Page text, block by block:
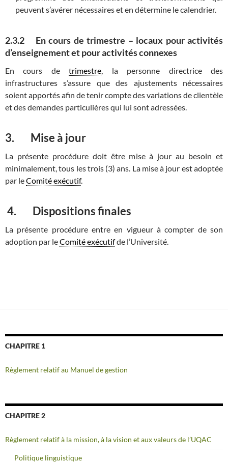
peuvent s’avérer nécessaires et en détermine le calendrier.
2.3.2 En cours de trimestre – locaux pour activités
d’enseignement et pour activités connexes
En cours detrimestre, la personne directrice des
infrastructures s’assure que des ajustements nécessaires
soient apportés afin de tenir compte des variations de clientèle
et des demandes particulières qui lui sont adressées.
3. Mise à jour
La présente procédure doit être mise à jour au besoin et
minimalement, tous les trois (3) ans. La mise à jour est adoptée
par leComité exécutif.
4. Dispositions finales
La présente procédure entre en vigueur à compter de son
adoption par leComité exécutifde l’Université.
CHAPITRE 1
Règlement relatif au Manuel de gestion
CHAPITRE 2
Règlement relatif à la mission, à la vision et aux valeurs de l’UQAC
Politique linguistique